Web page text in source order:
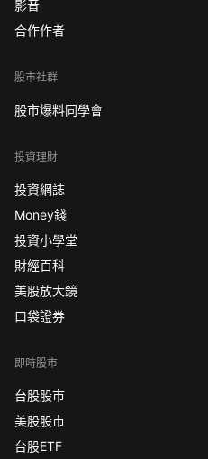
影音
合作作者
股市社群
股市爆料同學會
投資理財
投資網誌
Money錢
投資小學堂
財經百科
美股放大鏡
口袋證券
即時股市
台股股市
美股股市
台股ETF